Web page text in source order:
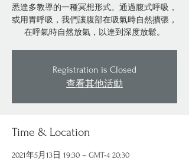
悉達多教導的一種冥想形式。通過腹式呼吸，
或用胃呼吸，我們讓腹部在吸氣時自然擴張，
在呼氣時自然放氣，以達到深度放鬆。
Registration is Closed
查看其他活動
Time & Location
2021年5月13日 19:30 – GMT-4 20:30